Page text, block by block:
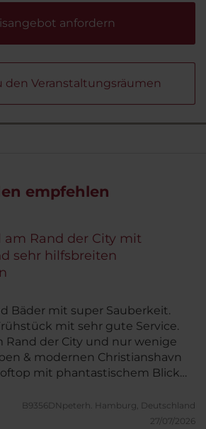
anfordern
den Veranstaltungsräumen
empfehlen
am Rand der City mit
sehr hilfsbreiten
Bäder mit super Sauberkeit.
mit sehr gute Service.
Rand der City und nur wenige
& modernen Christianshavn
mit phantastischem Blick
hin nach Malmö.
B9356DNpeterh. Hamburg, Deutschland
27/07/2026